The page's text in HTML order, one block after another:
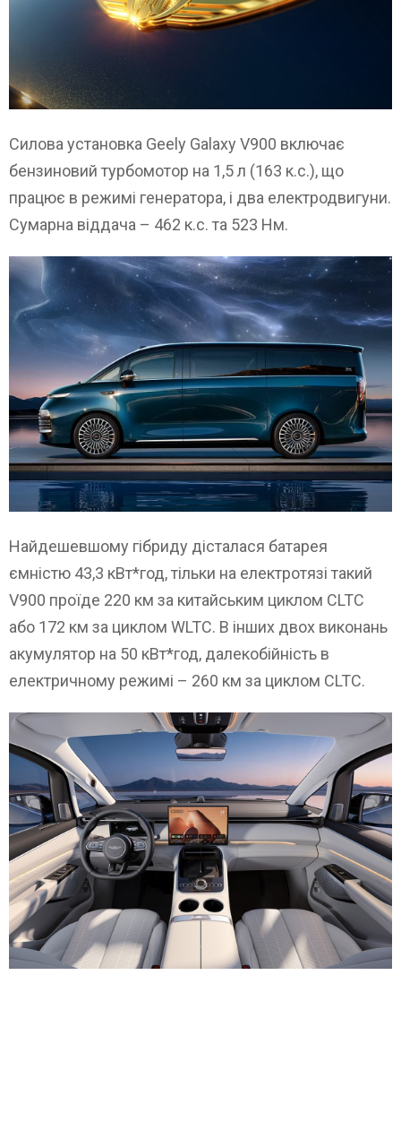
Силова установка Geely Galaxy V900 включає
бензиновий турбомотор на 1,5 л (163 к.с.), що
працює в режимі генератора, і два електродвигуни.
Сумарна віддача – 462 к.с. та 523 Нм.
Найдешевшому гібриду дісталася батарея
ємністю 43,3 кВт*год, тільки на електротязі такий
V900 проїде 220 км за китайським циклом CLTC
або 172 км за циклом WLTC. В інших двох виконань
акумулятор на 50 кВт*год, далекобійність в
електричному режимі – 260 км за циклом CLTC.